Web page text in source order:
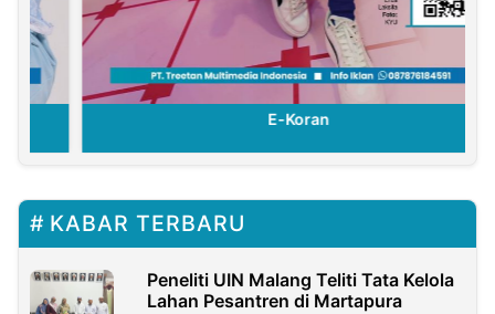
E-Koran
KABAR TERBARU
Peneliti UIN Malang Teliti Tata Kelola
Lahan Pesantren di Martapura